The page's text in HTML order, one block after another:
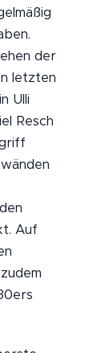
der
letzten
Ulli
Resch
Auf